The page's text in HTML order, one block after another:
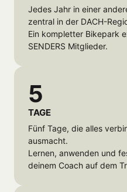
Jedes Jahr in einer
zentral in der DACH-
Ein kompletter Bikepark
SENDERS Mitglieder.
5
TAGE
Fünf Tage, die alles
ausmacht.
Lernen, anwenden und
deinem Coach auf dem